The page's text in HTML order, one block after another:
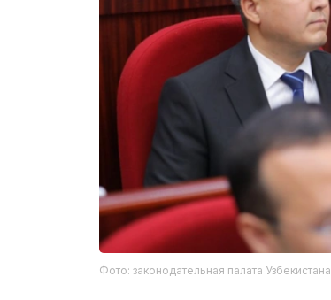
Фото: законодательная палата Узбекистана